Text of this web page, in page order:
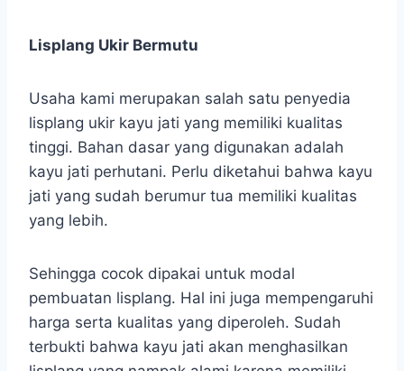
Lisplang Ukir Bermutu
Usaha kami merupakan salah satu penyedia
lisplang ukir kayu jati yang memiliki kualitas
tinggi. Bahan dasar yang digunakan adalah
kayu jati perhutani. Perlu diketahui bahwa kayu
jati yang sudah berumur tua memiliki kualitas
yang lebih.
Sehingga cocok dipakai untuk modal
pembuatan lisplang. Hal ini juga mempengaruhi
harga serta kualitas yang diperoleh. Sudah
terbukti bahwa kayu jati akan menghasilkan